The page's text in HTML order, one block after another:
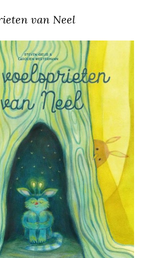
van Neel